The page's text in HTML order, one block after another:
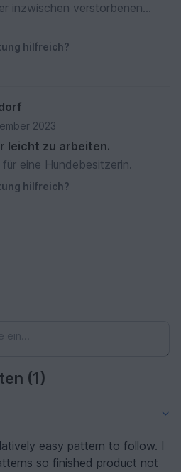
inzwischen verstorbenen
sehr gefreut, war wieder ein
Hund entstehen zu lassen
hilfreich?
2023
leicht zu arbeiten.
eine Hundebesitzerin.
hilfreich?
(1)
easy pattern to follow. I
so finished product not